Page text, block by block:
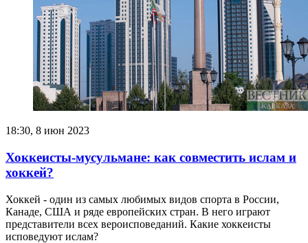
18:30, 8 июн 2023
Хоккеисты-мусульмане: как совместить ислам и
хоккей?
Хоккей - один из самых любимых видов спорта в России,
Канаде, США и ряде европейских стран. В него играют
представители всех вероисповеданий. Какие хоккеисты
исповедуют ислам?